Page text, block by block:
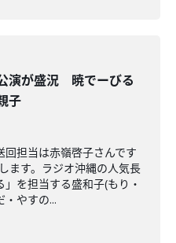
演が盛況 暁でーびる
子
回担当は赤嶺啓子さんです
ます。ラジオ沖縄の人気長
を担当する盛和子(もり・
・やすの...